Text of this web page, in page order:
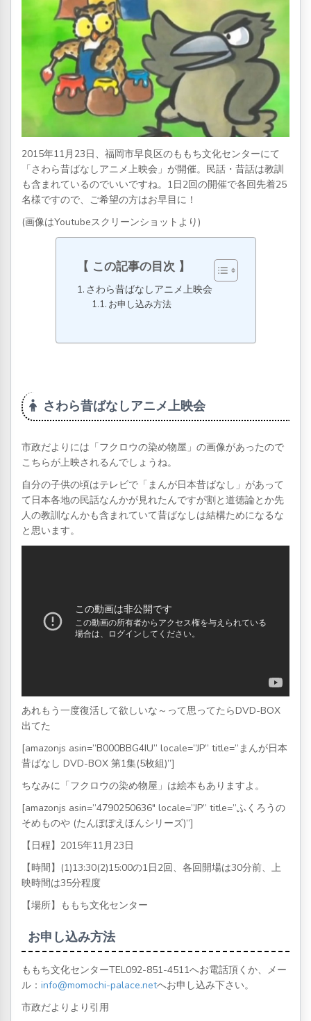
2015年11月23日、福岡市早良区のももち文化センターにて
「さわら昔ばなしアニメ上映会」が開催。民話・昔話は教訓
も含まれているのでいいですね。1日2回の開催で各回先着25
名様ですので、ご希望の方はお早目に！
(画像はYoutubeスクリーンショットより)
この記事の目次
さわら昔ばなしアニメ上映会
お申し込み方法
さわら昔ばなしアニメ上映会
市政だよりには「フクロウの染め物屋」の画像があったので
こちらが上映されるんでしょうね。
自分の子供の頃はテレビで「まんが日本昔ばなし」があって
て日本各地の民話なんかが見れたんですが割と道徳論とか先
人の教訓なんかも含まれていて昔ばなしは結構ためになるな
と思います。
あれもう一度復活して欲しいな～って思ってたらDVD-BOX
出てた
[amazonjs asin=”B000BBG4IU” locale=”JP” title=”まんが日本
昔ばなし DVD-BOX 第1集(5枚組)”]
ちなみに「フクロウの染め物屋」は絵本もありますよ。
[amazonjs asin=”4790250636″ locale=”JP” title=”ふくろうの
そめものや (たんぽぽえほんシリーズ)”]
【日程】2015年11月23日
【時間】(1)13:30(2)15:00の1日2回、各回開場は30分前、上
映時間は35分程度
【場所】ももち文化センター
お申し込み方法
ももち文化センターTEL092-851-4511へお電話頂くか、メー
ル： info@momochi-palace.netへお申し込み下さい。
市政だよりより引用